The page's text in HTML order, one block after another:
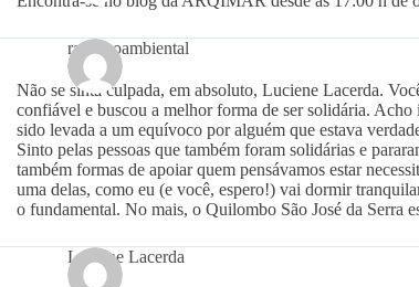
racismoambiental
Não se sinta culpada, em absoluto, Luciene Lacerda.
confiável e buscou a melhor forma de ser solidária.
sido levada a um equívoco por alguém que estava
Sinto pelas pessoas que também foram solidárias e
também formas de apoiar quem pensávamos estar
uma delas, como eu (e você, espero!) vai dormir
o fundamental. No mais, o Quilombo São José da Serra
Luciene Lacerda